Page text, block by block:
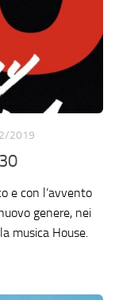
2019
e con l’avvento
genere, nei
musica House.